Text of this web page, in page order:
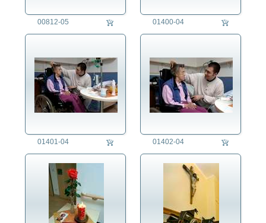
00812-05 01400-04
01401-04 01402-04